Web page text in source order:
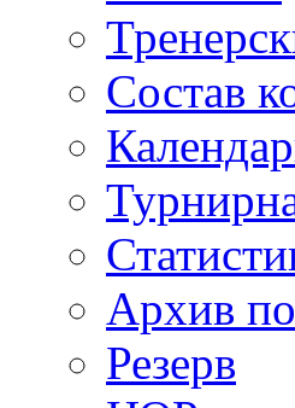
Состав
Архив
Резерв